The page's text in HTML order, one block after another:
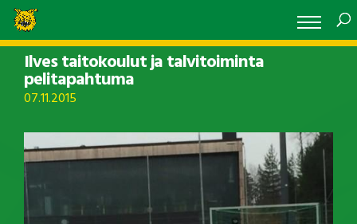
Ilves taitokoulut ja talvitoiminta
pelitapahtuma
07.11.2015